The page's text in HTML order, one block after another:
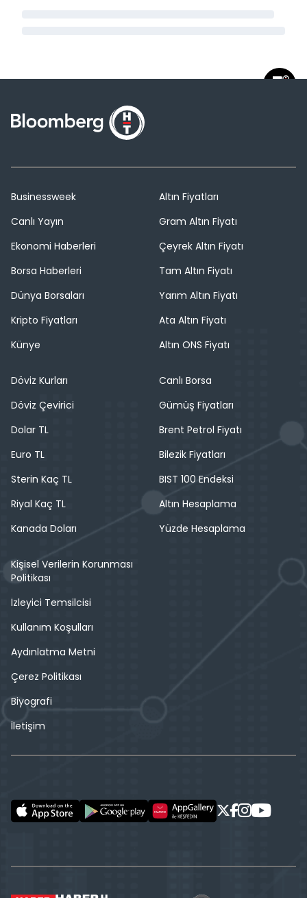
Businessweek
Canlı Yayın
Ekonomi Haberleri
Borsa Haberleri
Dünya Borsaları
Kripto Fiyatları
Künye
Altın Fiyatları
Gram Altın Fiyatı
Çeyrek Altın Fiyatı
Tam Altın Fiyatı
Yarım Altın Fiyatı
Ata Altın Fiyatı
Altın ONS Fiyatı
Döviz Kurları
Döviz Çevirici
Dolar TL
Euro TL
Sterin Kaç TL
Riyal Kaç TL
Kanada Doları
Canlı Borsa
Gümüş Fiyatları
Brent Petrol Fiyatı
Bilezik Fiyatları
BIST 100 Endeksi
Altın Hesaplama
Yüzde Hesaplama
Kişisel Verilerin Korunması
Politikası
İzleyici Temsilcisi
Kullanım Koşulları
Aydınlatma Metni
Çerez Politikası
Biyografi
İletişim